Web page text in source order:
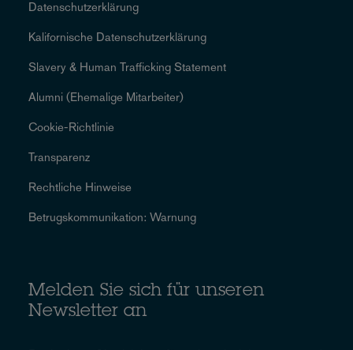
Datenschutzerklärung
Kalifornische Datenschutzerklärung
Slavery & Human Trafficking Statement
Alumni (Ehemalige Mitarbeiter)
Cookie-Richtlinie
Transparenz
Rechtliche Hinweise
Betrugskommunikation: Warnung
Melden Sie sich für unseren
Newsletter an